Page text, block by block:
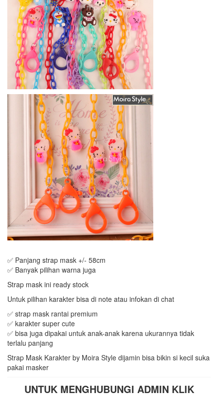
✅ Panjang strap mask +/- 58cm
✅ Banyak pilihan warna juga
Strap mask ini ready stock
Untuk pilihan karakter bisa di note atau infokan di chat
✅ strap mask rantai premium
✅ karakter super cute
✅ bisa juga dipakai untuk anak-anak karena ukurannya tidak
terlalu panjang
Strap Mask Karakter by Moira Style dijamin bisa bikin si kecil suka
pakai masker
UNTUK MENGHUBUNGI ADMIN KLIK